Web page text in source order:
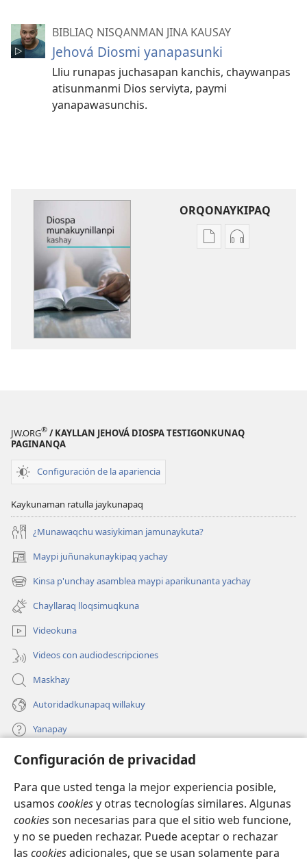
Configuración de privacidad
Para que usted tenga la mejor experiencia posible,
usamos cookiesy otras tecnologías similares. Algunas
cookiesson necesarias para que el sitio web funcione,
y no se pueden rechazar. Puede aceptar o rechazar
las cookiesadicionales, que se usan solamente para
BIBLIAQ NISQANMAN JINA KAUSAY
Jehová Diosmi yanapasunki
Lliu runapas juchasapan kanchis, chaywanpas
atisunmanmi Dios serviyta, paymi
yanapawasunchis.
ORQONAYKIPAQ
KaypiKaypin
JW.ORG® / KAYLLAN JEHOVÁ DIOSPA TESTIGONKUNAQ
PAGINANQA
Configuración de la apariencia
Kaykunaman ratulla jaykunapaq
¿Munawaqchu wasiykiman jamunaykuta?
Maypi juñunakunaykipaq yachay
(abre
una
nueva
ventana)
Kinsa p'unchay asamblea maypi aparikunanta yachay
(abre
una
nueva
ventana)
Chayllaraq lloqsimuqkuna
Videokuna
Videos con audiodescripciones
Maskhay
Autoridadkunapaq willakuy
Yanapay
Donacionta churanapaq
una
nueva
ventana)
INTERNETPI QELQANCHISKUNA Watchtower™
(abre
una
nueva
ventana)
JW Hub
(abre
una